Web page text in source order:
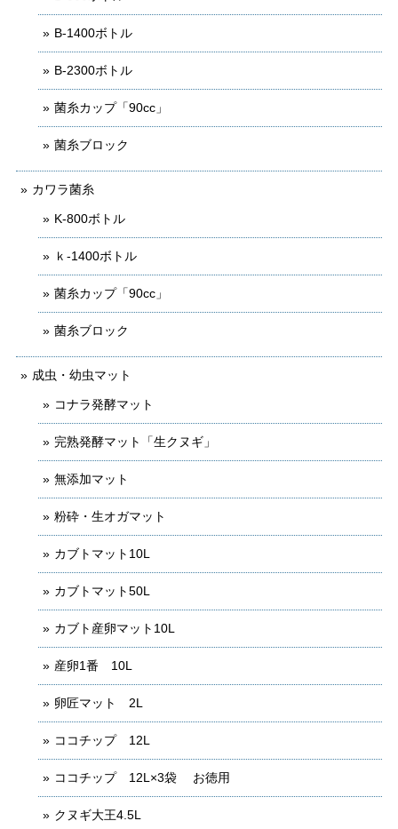
B-1400ボトル
B-2300ボトル
菌糸カップ「90cc」
菌糸ブロック
カワラ菌糸
K-800ボトル
ｋ-1400ボトル
菌糸カップ「90cc」
菌糸ブロック
成虫・幼虫マット
コナラ発酵マット
完熟発酵マット「生クヌギ」
無添加マット
粉砕・生オガマット
カブトマット10L
カブトマット50L
カブト産卵マット10L
産卵1番 10L
卵匠マット 2L
ココチップ 12L
ココチップ 12L×3袋 お徳用
クヌギ大王4.5L